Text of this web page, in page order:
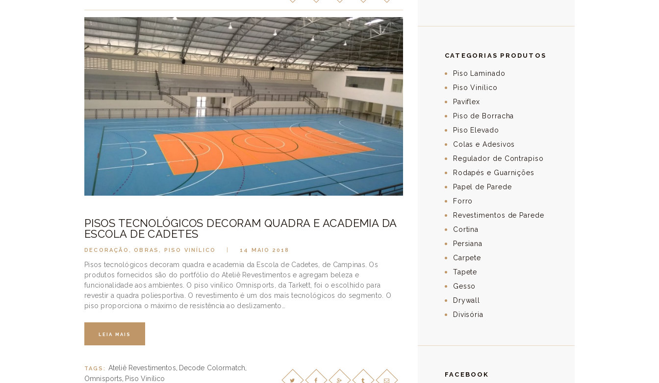
PISOS TECNOLÓGICOS DECORAM QUADRA E ACADEMIA DA
ESCOLA DE CADETES
DECORAÇÃO ,OBRAS PISO VINÍLICO 14 MAIO 2018
Pisos tecnológicos decoram quadra e academia da Escola de Cadetes, de Campinas. Os
produtos fornecidos são do portfólio do Ateliê Revestimentos e agregam beleza e
funcionalidade aos ambientes. O piso vinílico Omnisports, da Tarkett, foi o escolhido para
revestir a quadra poliesportiva. O revestimento é um dos mais tecnológicos do segmento. O
piso proporciona o máximo de resistência ao deslizamento…
LEIA MAIS
TAGS: Ateliê Revestimentos, Decode Colormatch,
Omnisports, Piso Vinílico
CATEGORIAS PRODUTOS
Piso Laminado
Piso Vinílico
Paviflex
Piso de Borracha
Piso Elevado
Colas e Adesivos
Regulador de Contrapiso
Rodapés e Guarnições
Papel de Parede
Forro
Revestimentos de Parede
Cortina
Persiana
Carpete
Tapete
Gesso
Drywall
Divisória
FACEBOOK